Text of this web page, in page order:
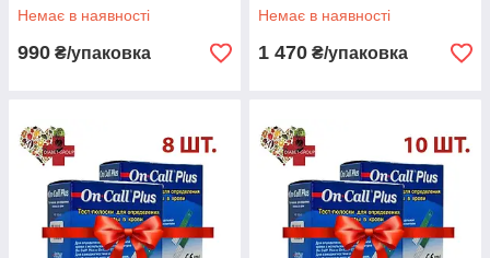
Немає в наявності
990 ₴/упаковка
Немає в наявності
1 470 ₴/упаковка